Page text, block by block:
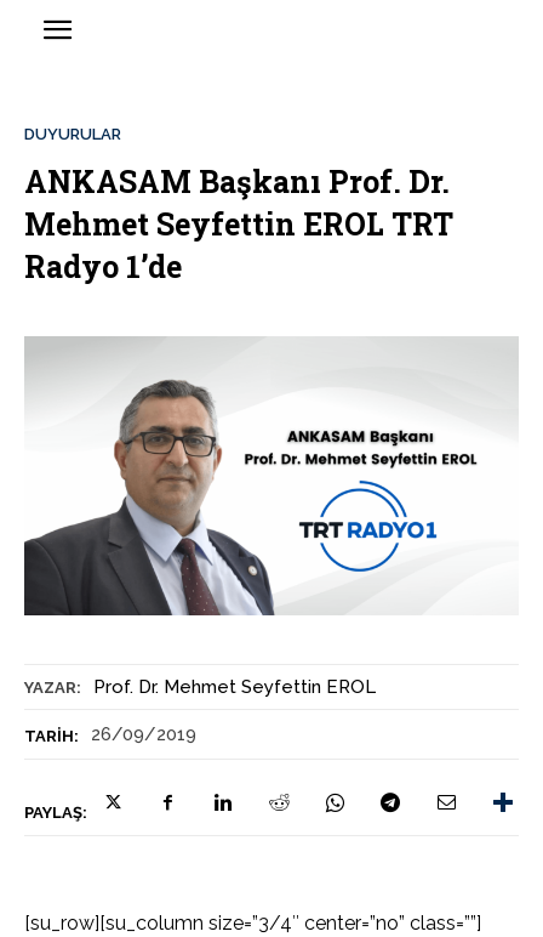
YAZAR: Prof. Dr. Mehmet Seyfettin EROL
TARIH: 26/09/2019
PAYLAŞ:
DUYURULAR
ANKASAM Başkanı Prof. Dr.
Mehmet Seyfettin EROL TRT
Radyo 1’de
[su_row][su_column size=”3/4″ center=”no” class=””]